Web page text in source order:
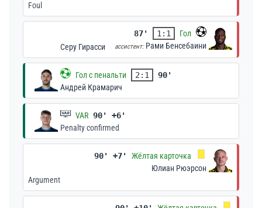
Foul
87' 1:1
Гол
Серу Гирасси
ассистент: Рами Бенсебаини
Гол с пенальти 2:1
90'
Андрей Крамарич
VAR 90' +6'
Penalty confirmed
90' +7'
Жёлтая карточка
Юлиан Рюэрсон
Argument